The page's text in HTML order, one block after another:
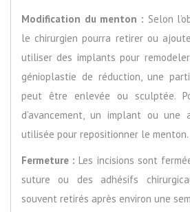
Modification du menton : Selon
le chirurgien pourra retirer ou
utiliser des implants pour
génioplastie de réduction, une
peut être enlevée ou sculptée.
d’avancement, un implant ou une
utilisée pour repositionner le menton.
Fermeture : Les incisions sont
suture ou des adhésifs
souvent retirés après environ une